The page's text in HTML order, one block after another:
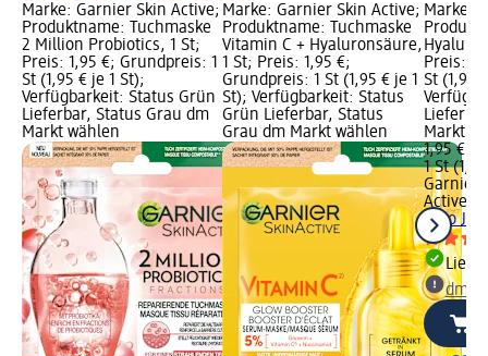
Marke: Garnier Skin Active;
Produktname: Tuchmaske
2 Million Probiotics, 1 St;
Preis: 1,95 €; Grundpreis: 1
St (1,95 € je 1 St);
Verfügbarkeit: Status Grün
Lieferbar, Status Grau dm
Markt wählen
Marke: Garnier Skin Active;
Produktname: Tuchmaske
Vitamin C + Hyaluronsäure,
1 St; Preis: 1,95 €;
Grundpreis: 1 St (1,95 € je 1
St); Verfügbarkeit: Status
Grün Lieferbar, Status
Grau dm Markt wählen
Marke:
Preis:
St (1,95
Markt
1,95 €
1 St
Garnier
Active
Cryo
dm